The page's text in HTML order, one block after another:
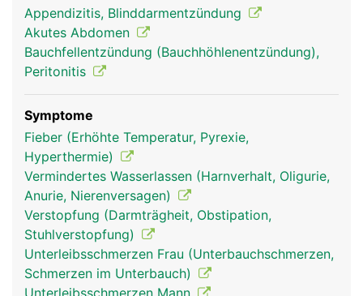
Appendizitis, Blinddarmentzündung
Akutes Abdomen
Bauchfellentzündung (Bauchhöhlenentzündung),
Peritonitis
Symptome
Fieber (Erhöhte Temperatur, Pyrexie,
Hyperthermie)
Vermindertes Wasserlassen (Harnverhalt, Oligurie,
Anurie, Nierenversagen)
Verstopfung (Darmträgheit, Obstipation,
Stuhlverstopfung)
Unterleibsschmerzen Frau (Unterbauchschmerzen,
Schmerzen im Unterbauch)
Unterleibsschmerzen Mann